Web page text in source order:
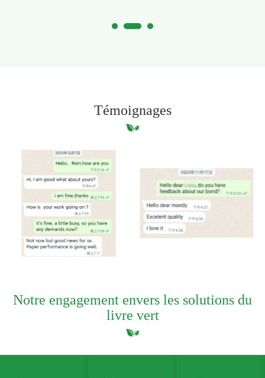
Témoignages
Notre engagement envers les solutions du
livre vert